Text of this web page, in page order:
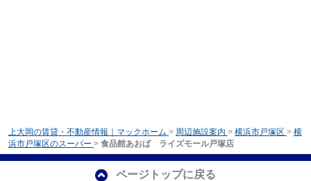
上大岡の賃貸・不動産情報｜マックホーム > 周辺施設案内 > 横浜市戸塚区 > 横
浜市戸塚区のスーパー > 食品館あおば ライズモール戸塚店
ページトップに戻る